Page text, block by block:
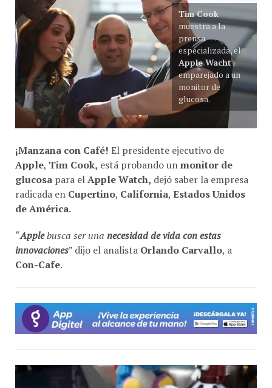
Tim Cook
muestra a la
prensa
especializada, el
Apple Wacht
emparejado a un
monitor de
glucosa.
¡Manzana con Café!
El presidente ejecutivo de
Apple,Tim Cook,está probando unmonitor de
glucosapara elApple Watch,dejó saber la empresa
radicada enCupertino California, Estados Unidos
de América .
“ Apple busca ser una
necesidad de vida con estas
innovaciones” dijo el analistaOrlando Carvallo
Con-Cafe.